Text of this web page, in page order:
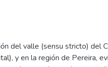
del valle (sensu stricto) del
y en la región de Pereira,